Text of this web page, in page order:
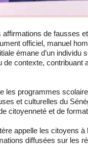
de fausses
officiel, manuel
émane d’un
de contexte, contribuant
les programmes
et culturelles du
citoyenneté et de
appelle les citoyens
diffusées sur les